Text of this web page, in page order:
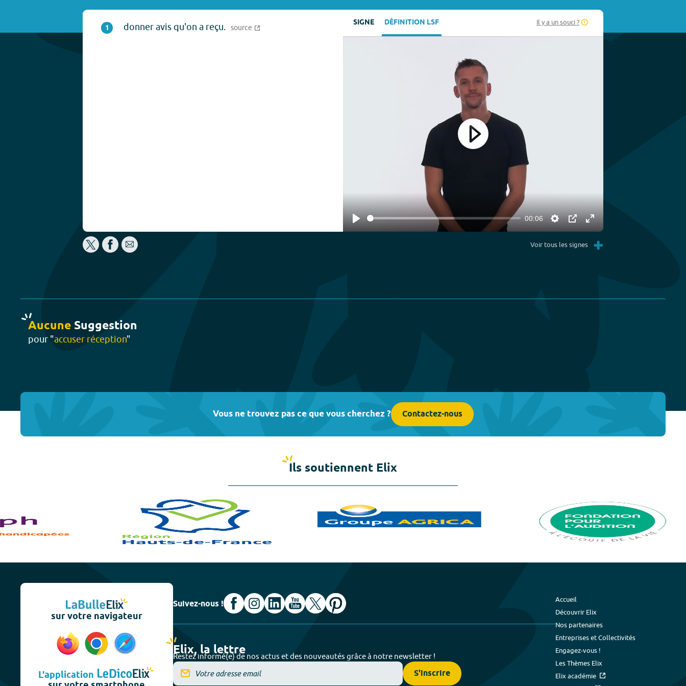
1 donner avis qu'on a reçu. source SIGNE DÉFINITION LSF Il y a un souci ?
Play
00:06
Settings
PIP Enter
fullscreen
Play
Voir tous les signes +
Aucune Suggestion
pour "accuser réception"
Vous ne trouvez pas ce que vous cherchez ? Contactez-nous
Ils soutiennent Elix
sur votre navigateur
L'application
Suivez-nous !
Elix, la lettre
Restez informé(e) de nos actus et des nouveautés grâce à notre newsletter !
S'inscrire
Accueil
Découvrir Elix
Nos partenaires
Entreprises et Collectivités
Engagez-vous !
Les Thèmes Elix
Elix académie